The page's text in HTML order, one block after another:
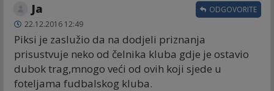
Ja
22.12.2016 12:49
Piksi je zaslužio da na dodjeli priznanja
prisustvuje neko od čelnika kluba gdje je ostavio
dubok trag,mnogo veći od ovih koji sjede u
foteljama fudbalskog kluba.
ODGOVORITE